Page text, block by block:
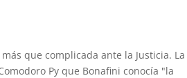
que complicada ante la Justicia. La
Py que Bonafini conocía "la